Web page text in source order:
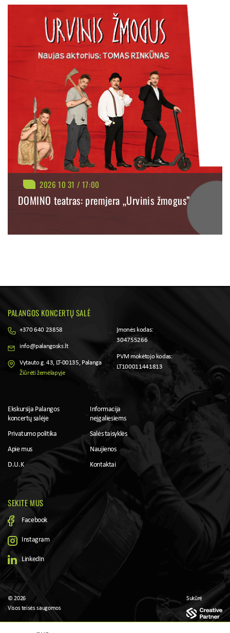
PLAČIAU
2026 10 31 / 17:00
DOMINO teatras: premjera „Urvinis žmogus”
PALANGOS KONCERTŲ SALĖ
+370 640 23858
info@palangosks.lt
Vytauto g. 43, LT-00135, Palanga
Žiūrėti žemėlapyje
Įmonės kodas:
304755266
PVM mokėtojo kodas:
LT100011441813
Ekskursija Palangos
koncertų salėje
Informacija
neįgaliesiems
Privatumo politika
Salės taisyklės
Apie mus
Naujienos
D.U.K
Kontaktai
SEKITE MUS
Facebook
Instagram
LinkedIn
© 2026
Visos teisės saugomos
Sukūrė